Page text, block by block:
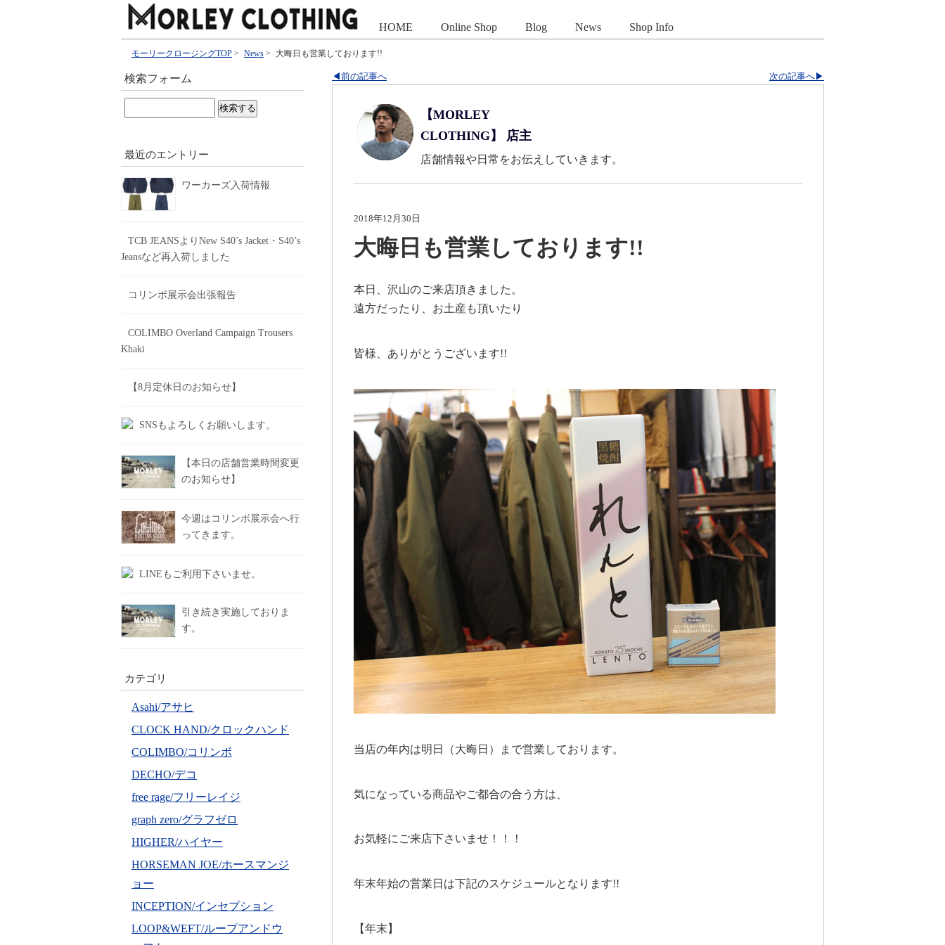
HOME Online Shop Blog News Shop Info
モーリークロージングTOP > News > 大晦日も営業しております!!
次の記事へ▶
◀前の記事へ
【MORLEY
CLOTHING】 店主
店舗情報や日常をお伝えしていきます。
2018年12月30日
大晦日も営業しております!!
本日、沢山のご来店頂きました。
遠方だったり、お土産も頂いたり
皆様、ありがとうございます!!
当店の年内は明日（大晦日）まで営業しております。
気になっている商品やご都合の合う方は、
お気軽にご来店下さいませ！！！
年末年始の営業日は下記のスケジュールとなります!!
【年末】
検索フォーム
最近のエントリー
ワーカーズ入荷情報
TCB JEANSよりNew S40’s Jacket・S40’s
Jeansなど再入荷しました
コリンボ展示会出張報告
COLIMBO Overland Campaign Trousers
Khaki
【8月定休日のお知らせ】
SNSもよろしくお願いします。
【本日の店舗営業時間変更
のお知らせ】
今週はコリンボ展示会へ行
ってきます。
LINEもご利用下さいませ。
引き続き実施しておりま
す。
カテゴリ
Asahi/アサヒ
CLOCK HAND/クロックハンド
COLIMBO/コリンボ
DECHO/デコ
free rage/フリーレイジ
graph zero/グラフゼロ
HIGHER/ハイヤー
HORSEMAN JOE/ホースマンジ
ョー
INCEPTION/インセプション
LOOP&WEFT/ループアンドウ